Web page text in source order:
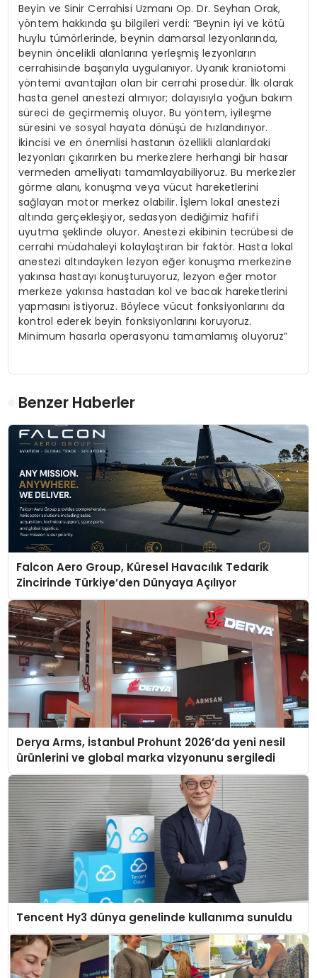
Beyin ve Sinir Cerrahisi Uzmanı Op. Dr. Seyhan Orak,
yöntem hakkında şu bilgileri verdi: “Beynin iyi ve kötü
huylu tümörlerinde, beynin damarsal lezyonlarında,
beynin öncelikli alanlarına yerleşmiş lezyonların
cerrahisinde başarıyla uygulanıyor. Uyanık kraniotomi
yöntemi avantajları olan bir cerrahi prosedür. İlk olarak
hasta genel anestezi almıyor; dolayısıyla yoğun bakım
süreci de geçirmemiş oluyor. Bu yöntem, iyileşme
süresini ve sosyal hayata dönüşü de hızlandırıyor.
İkincisi ve en önemlisi hastanın özellikli alanlardaki
lezyonları çıkarırken bu merkezlere herhangi bir hasar
vermeden ameliyatı tamamlayabiliyoruz. Bu merkezler
görme alanı, konuşma veya vücut hareketlerini
sağlayan motor merkez olabilir. İşlem lokal anestezi
altında gerçekleşiyor, sedasyon dediğimiz hafifi
uyutma şeklinde oluyor. Anestezi ekibinin tecrübesi de
cerrahi müdahaleyi kolaylaştıran bir faktör. Hasta lokal
anestezi altındayken lezyon eğer konuşma merkezine
yakınsa hastayı konuşturuyoruz, lezyon eğer motor
merkeze yakınsa hastadan kol ve bacak hareketlerini
yapmasını istiyoruz. Böylece vücut fonksiyonlarını da
kontrol ederek beyin fonksiyonlarını koruyoruz.
Minimum hasarla operasyonu tamamlamış oluyoruz”
Benzer Haberler
Falcon Aero Group, Küresel Havacılık Tedarik
Zincirinde Türkiye’den Dünyaya Açılıyor
Derya Arms, İstanbul Prohunt 2026’da yeni nesil
ürünlerini ve global marka vizyonunu sergiledi
Tencent Hy3 dünya genelinde kullanıma sunuldu